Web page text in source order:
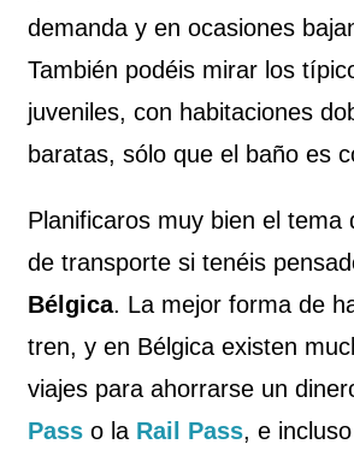
demanda y en ocasiones
También podéis mirar los
juveniles, con habitaciones
baratas, sólo que el baño es
Planificaros muy bien el tema
de transporte si tenéis
Bélgica. La mejor forma de
tren, y en Bélgica existen
viajes para ahorrarse un
Pass o la Rail Pass, e